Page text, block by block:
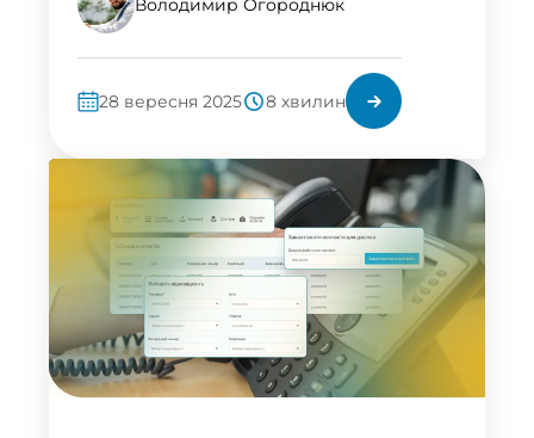
Володимир Огороднюк
28 вересня 2025 8 хвилин